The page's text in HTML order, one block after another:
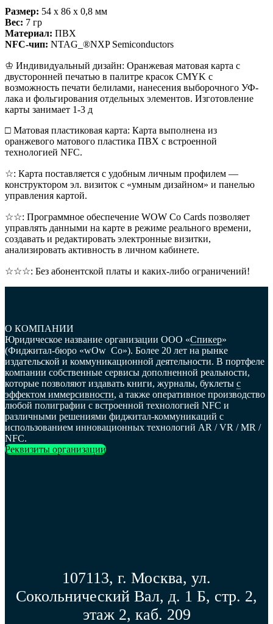
Размер: 54 x 86 x 0,8 мм
Вес: 7 гр
Материал: ПВХ
NFC-чип: NTAG_®NXP Semiconductors
♔ Индивидуальный дизайн: Оранжевая матовая карта с
двусторонней печатью в палитре красок CMYK с
возможность печати белилами, нанесения выборочного УФ-
лака и фольгирования отдельных элементов. Изготовление
карты занимает 1-3 д
□ Матовая пластиковая карта: Карта выполнена из
оранжевого матового пластика ПВХ с встроенной
технологией NFC.
☆: Карта поставляется с удобным личным профилем —
конструктором эл. визиток с «умным дизайном» и панелью
управления картой.
☆☆: Программное обеспечение WOW Co Cards позволяет
управлять данными на карте в режиме реального времени,
создавать и редактировать электронные визитки,
анализировать активность в личном кабинете.
☆☆☆: Без абонентской платы и каких-либо ограничений!
О КОМПАНИИ
Юридическое название организации ООО «Спикер»
(Фиджитал-бюро «wOw Co»). Более 20 лет на рынке
издательской и коммуникационной деятельности. В портфеле
компании собственные сервисы дополненной реальности,
которые позволяют издавать книги, журналы, буклеты с
эффектом иммерсивности, а также оперативное производство
любой полиграфии с встроенной технологией NFC и
различными решениями фиджитал-коммуникаций с
использованием инновационных технологий AR / VR / MR /
NFC.
Реквизиты организации
107113, г. Москва, ул.
Сокольнический Вал, д. 1 Б, стр. 2,
этаж 2, каб. 209